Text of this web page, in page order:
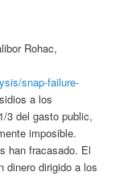
Rohac,
snap-failure-
a los
3 del gasto public,
imposible.
han fracasado. El
dinero dirigido a los